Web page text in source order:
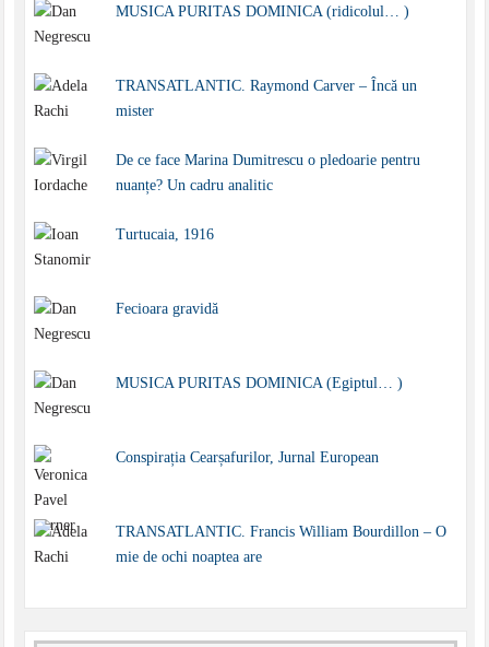
MUSICA PURITAS DOMINICA (ridicolul… )
TRANSATLANTIC. Raymond Carver – Încă un
mister
De ce face Marina Dumitrescu o pledoarie pentru
nuanțe? Un cadru analitic
Turtucaia, 1916
Fecioara gravidă
MUSICA PURITAS DOMINICA (Egiptul… )
Conspirația Cearșafurilor, Jurnal European
TRANSATLANTIC. Francis William Bourdillon – O
mie de ochi noaptea are